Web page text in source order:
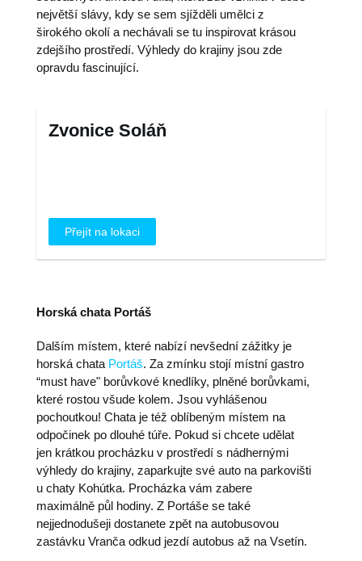
největší slávy, kdy se sem sjížděli umělci z
širokého okolí a nechávali se tu inspirovat krásou
zdejšího prostředí. Výhledy do krajiny jsou zde
opravdu fascinující.
Zvonice Soláň
Přejít na lokaci
Horská chata Portáš
Dalším místem, které nabízí nevšední zážitky je
horská chata Portáš. Za zmínku stojí místní gastro
“must have" borůvkové knedlíky, plněné borůvkami,
které rostou všude kolem. Jsou vyhlášenou
pochoutkou! Chata je též oblíbeným místem na
odpočinek po dlouhé túře. Pokud si chcete udělat
jen krátkou procházku v prostředí s nádhernými
výhledy do krajiny, zaparkujte své auto na parkovišti
u chaty Kohútka. Procházka vám zabere
maximálně půl hodiny. Z Portáše se také
nejjednodušeji dostanete zpět na autobusovou
zastávku Vranča odkud jezdí autobus až na Vsetín.